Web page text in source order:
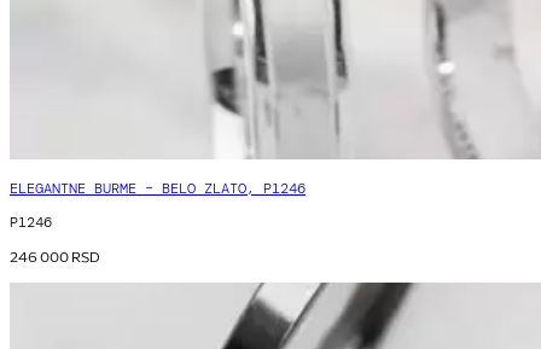
ELEGANTNE BURME – BELO ZLATO, P1246
P1246
246 000RSD